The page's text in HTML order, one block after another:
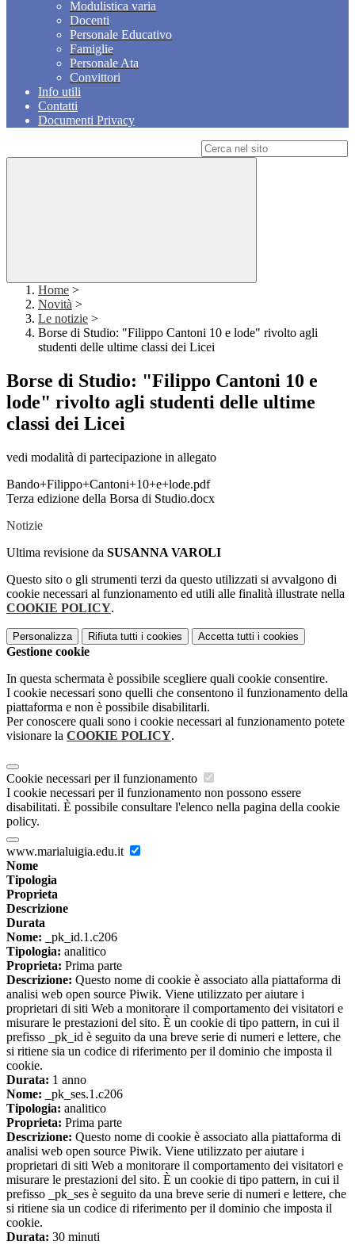
Modulistica varia
Docenti
Personale Educativo
Famiglie
Personale Ata
Convittori
Info utili
Contatti
Documenti Privacy
Home >
Novità >
Le notizie >
Borse di Studio: "Filippo Cantoni 10 e lode" rivolto agli
studenti delle ultime classi dei Licei
Borse di Studio: "Filippo Cantoni 10 e
lode" rivolto agli studenti delle ultime
classi dei Licei
vedi modalità di partecipazione in allegato
Bando+Filippo+Cantoni+10+e+lode.pdf
Terza edizione della Borsa di Studio.docx
Notizie
Ultima revisione da SUSANNA VAROLI
Questo sito o gli strumenti terzi da questo utilizzati si avvalgono di
cookie necessari al funzionamento ed utili alle finalità illustrate nella
COOKIE POLICY.
Personalizza Rifiuta tutti i cookies Accetta tutti i cookies
Gestione cookie
In questa schermata è possibile scegliere quali cookie consentire.
I cookie necessari sono quelli che consentono il funzionamento della
piattaforma e non è possibile disabilitarli.
Per conoscere quali sono i cookie necessari al funzionamento potete
visionare la COOKIE POLICY.
Cookie necessari per il funzionamento
I cookie necessari per il funzionamento non possono essere
disabilitati. È possibile consultare l'elenco nella pagina della cookie
policy.
www.marialuigia.edu.it
Nome
Tipologia
Proprieta
Descrizione
Durata
Nome: _pk_id.1.c206
Tipologia: analitico
Proprieta: Prima parte
Descrizione: Questo nome di cookie è associato alla piattaforma di
analisi web open source Piwik. Viene utilizzato per aiutare i
proprietari di siti Web a monitorare il comportamento dei visitatori e
misurare le prestazioni del sito. È un cookie di tipo pattern, in cui il
prefisso _pk_id è seguito da una breve serie di numeri e lettere, che
si ritiene sia un codice di riferimento per il dominio che imposta il
cookie.
Durata: 1 anno
Nome: _pk_ses.1.c206
Tipologia: analitico
Proprieta: Prima parte
Descrizione: Questo nome di cookie è associato alla piattaforma di
analisi web open source Piwik. Viene utilizzato per aiutare i
proprietari di siti Web a monitorare il comportamento dei visitatori e
misurare le prestazioni del sito. È un cookie di tipo pattern, in cui il
prefisso _pk_ses è seguito da una breve serie di numeri e lettere, che
si ritiene sia un codice di riferimento per il dominio che imposta il
cookie.
Durata: 30 minuti